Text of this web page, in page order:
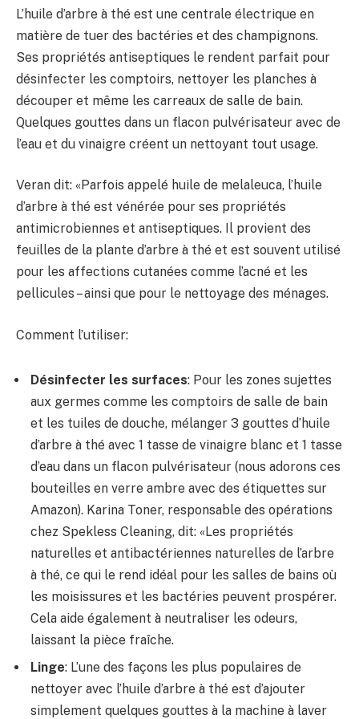
L’huile d’arbre à thé est une centrale électrique en
matière de tuer des bactéries et des champignons.
Ses propriétés antiseptiques le rendent parfait pour
désinfecter les comptoirs, nettoyer les planches à
découper et même les carreaux de salle de bain.
Quelques gouttes dans un flacon pulvérisateur avec de
l’eau et du vinaigre créent un nettoyant tout usage.
Veran dit: «Parfois appelé huile de melaleuca, l’huile
d’arbre à thé est vénérée pour ses propriétés
antimicrobiennes et antiseptiques. Il provient des
feuilles de la plante d’arbre à thé et est souvent utilisé
pour les affections cutanées comme l’acné et les
pellicules – ainsi que pour le nettoyage des ménages.
Comment l’utiliser:
Désinfecter les surfaces: Pour les zones sujettes
aux germes comme les comptoirs de salle de bain
et les tuiles de douche, mélanger 3 gouttes d’huile
d’arbre à thé avec 1 tasse de vinaigre blanc et 1 tasse
d’eau dans un flacon pulvérisateur (nous adorons ces
bouteilles en verre ambre avec des étiquettes sur
Amazon). Karina Toner, responsable des opérations
chez Spekless Cleaning, dit: «Les propriétés
naturelles et antibactériennes naturelles de l’arbre
à thé, ce qui le rend idéal pour les salles de bains où
les moisissures et les bactéries peuvent prospérer.
Cela aide également à neutraliser les odeurs,
laissant la pièce fraîche.
Linge: L’une des façons les plus populaires de
nettoyer avec l’huile d’arbre à thé est d’ajouter
simplement quelques gouttes à la machine à laver